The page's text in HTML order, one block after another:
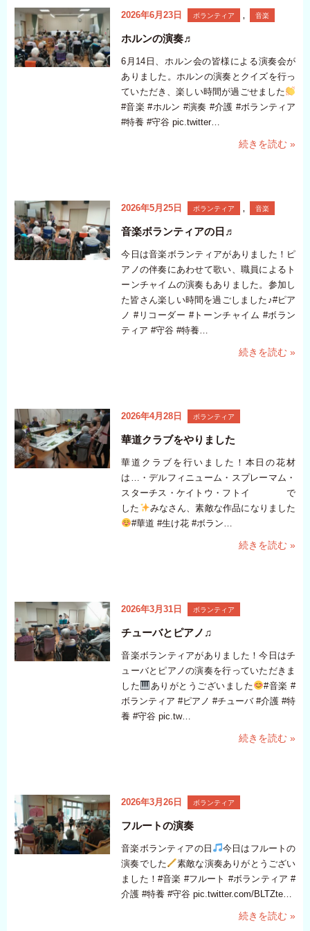
2026年6月23日 ボランティア 音楽
ホルンの演奏♬
6月14日、ホルン会の皆様による演奏会が
ありました。ホルンの演奏とクイズを行っ
ていただき、楽しい時間が過ごせました
#音楽 #ホルン #演奏 #介護 #ボランティア
#特養 #守谷 pic.twitter…
続きを読む »
2026年5月25日 ボランティア 音楽
音楽ボランティアの日♬
今日は音楽ボランティアがありました！ピ
アノの伴奏にあわせて歌い、職員によるト
ーンチャイムの演奏もありました。参加し
た皆さん楽しい時間を過ごしました♪#ピア
ノ #リコーダー #トーンチャイム #ボラン
ティア #守谷 #特養…
続きを読む »
2026年4月28日 ボランティア
華道クラブをやりました
華道クラブを行いました！本日の花材
は…・デルフィニューム・スプレーマム・
スターチス・ケイトウ・フトイ で
した
みなさん、素敵な作品になりました
#華道 #生け花 #ボラン…
続きを読む »
2026年3月31日 ボランティア
チューバとピアノ♫
音楽ボランティアがありました！今日はチ
ューバとピアノの演奏を行っていただきま
した
ありがとうございました
#音楽 #
ボランティア #ピアノ #チューバ #介護 #特
養 #守谷 pic.tw…
続きを読む »
2026年3月26日 ボランティア
フルートの演奏
音楽ボランティアの日
今日はフルートの
演奏でした
素敵な演奏ありがとうござい
ました！#音楽 #フルート #ボランティア #
介護 #特養 #守谷 pic.twitter.com/BLTZte…
続きを読む »